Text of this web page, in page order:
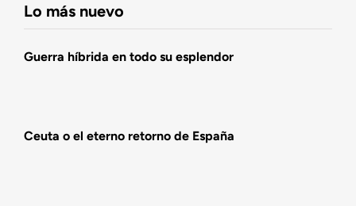
Lo más nuevo
Guerra híbrida en todo su esplendor
Ceuta o el eterno retorno de España